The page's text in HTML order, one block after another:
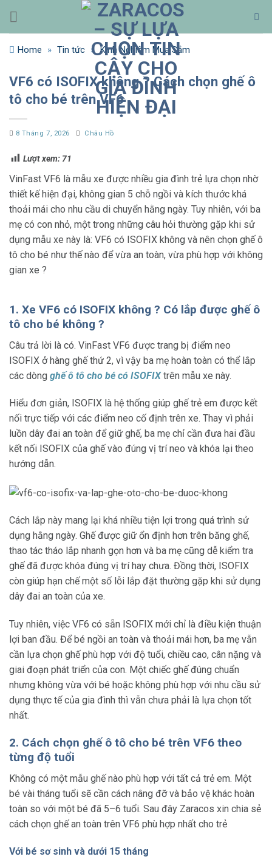
qua
nội
dungHome » Tin tức » Kinh Nghiệm Mua Sắm
VF6 có ISOFIX không ? Cách chọn ghế ô
tô cho bé trên VF6
8 Tháng 7, 2026 Châu Hồ
Lượt xem: 71
VinFast VF6 là mẫu xe được nhiều gia đình trẻ lựa chọn nhờ
thiết kế hiện đại, không gian 5 chỗ ngồi và kích thước khá
thoải mái cho nhu cầu di chuyển hằng ngày. Tuy nhiên, với ba
mẹ có con nhỏ, một trong những câu hỏi thường gặp khi sử
dụng mẫu xe này là: VF6 có ISOFIX không và nên chọn ghế ô
tô cho bé như thế nào để vừa an toàn, vừa phù hợp với không
gian xe ?
1. Xe VF6 có ISOFIX không ? Có lắp được ghế ô
tô cho bé không ?
Câu trả lời là có. VinFast VF6 được trang bị điểm neo
ISOFIX ở hàng ghế thứ 2, vì vậy ba mẹ hoàn toàn có thể lắp
các dòng ghế ô tô cho bé có ISOFIXtrên mẫu xe này.
Hiểu đơn giản, ISOFIX là hệ thống giúp ghế trẻ em được kết
nối trực tiếp với các điểm neo cố định trên xe. Thay vì phải
luồn dây đai an toàn để giữ ghế, ba mẹ chỉ cần đưa hai đầu
kết nối ISOFIX của ghế vào đúng vị trí neo và khóa lại theo
hướng dẫn.
Cách lắp này mang lại khá nhiều tiện lợi trong quá trình sử
dụng hằng ngày. Ghế được giữ ổn định hơn trên băng ghế,
thao tác tháo lắp nhanh gọn hơn và ba mẹ cũng dễ kiểm tra
ghế đã được khóa đúng vị trí hay chưa. Đồng thời, ISOFIX
còn giúp hạn chế một số lỗi lắp đặt thường gặp khi sử dụng
dây đai an toàn của xe.
Tuy nhiên, việc VF6 có sẵn ISOFIX mới chỉ là điều kiện thuận
lợi ban đầu. Để bé ngồi an toàn và thoải mái hơn, ba mẹ vẫn
cần lựa chọn ghế phù hợp với độ tuổi, chiều cao, cân nặng và
giai đoạn phát triển của con. Một chiếc ghế đúng chuẩn
nhưng không vừa với bé hoặc không phù hợp với nhu cầu sử
dụng thực tế của gia đình thì vẫn chưa phải là lựa chọn tốt
nhất.
2. Cách chọn ghế ô tô cho bé trên VF6 theo
từng độ tuổi
Không có một mẫu ghế nào phù hợp với tất cả trẻ em. Một
bé vài tháng tuổi sẽ cần cách nâng đỡ và bảo vệ khác hoàn
toàn so với một bé đã 5–6 tuổi. Sau đây Zaracos xin chia sẻ
cách chọn ghế an toàn trên VF6 phù hợp nhất cho trẻ
Với bé sơ sinh và dưới 15 tháng